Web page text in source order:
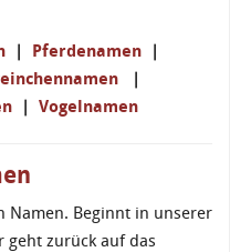
| Pferdenamen |
|
| Vogelnamen
Namen. Beginnt in unserer
geht zurück auf das